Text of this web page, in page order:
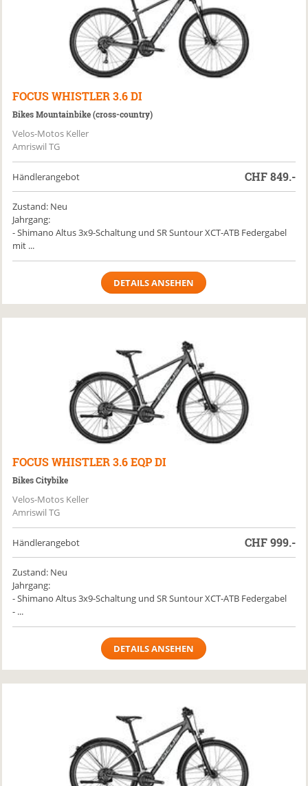
FOCUS WHISTLER 3.6 DI
Bikes Mountainbike (cross-country)
Velos-Motos Keller
Amriswil TG
Händlerangebot CHF849.-
Zustand: Neu
Jahrgang:
- Shimano Altus 3x9-Schaltung und SR Suntour XCT-ATB Federgabel
mit ...
DETAILS ANSEHEN
FOCUS WHISTLER 3.6 EQP DI
Bikes Citybike
Velos-Motos Keller
Amriswil TG
Händlerangebot CHF999.-
Zustand: Neu
Jahrgang:
- Shimano Altus 3x9-Schaltung und SR Suntour XCT-ATB Federgabel
- ...
DETAILS ANSEHEN